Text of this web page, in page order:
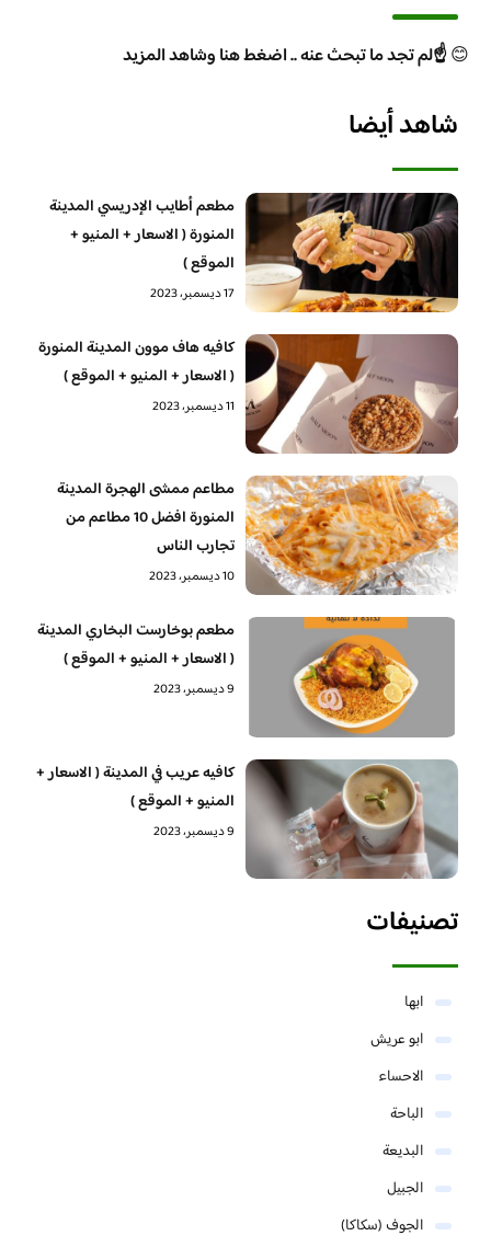
😊☝️لم تجد ما تبحث عنه .. اضغط هنا وشاهد المزيد
شاهد أيضا
مطعم أطايب الإدريسي المدينة
المنورة ( الاسعار + المنيو +
الموقع )
17 ديسمبر، 2023
كافيه هاف موون المدينة المنورة
( الاسعار + المنيو + الموقع )
11 ديسمبر، 2023
مطاعم ممشى الهجرة المدينة
المنورة افضل 10 مطاعم من
تجارب الناس
10 ديسمبر، 2023
مطعم بوخارست البخاري المدينة
( الاسعار + المنيو + الموقع )
9 ديسمبر، 2023
كافيه عريب في المدينة ( الاسعار +
المنيو + الموقع )
9 ديسمبر، 2023
تصنيفات
ابها
ابو عريش
الاحساء
الباحة
البديعة
الجبيل
الجوف (سكاكا)